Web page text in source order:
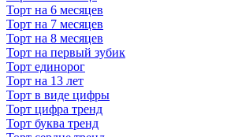
Торт на 6 месяцев
Торт на 7 месяцев
Торт на 8 месяцев
Торт на первый зубик
Торт единорог
Торт на 13 лет
Торт в виде цифры
Торт цифра тренд
Торт буква тренд